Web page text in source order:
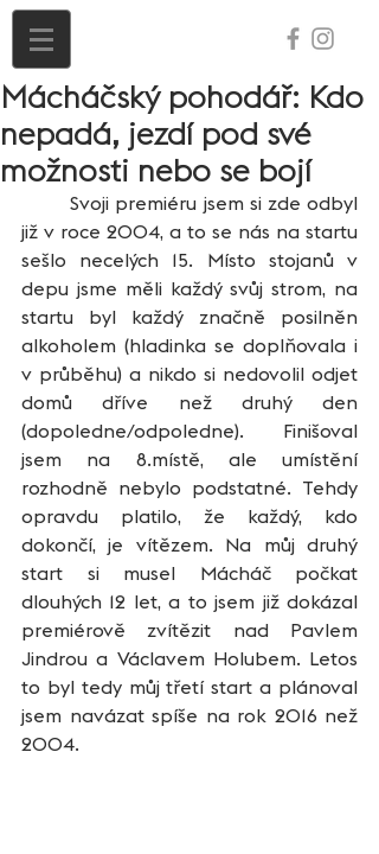
Mácháčský pohodář: Kdo
nepadá, jezdí pod své
možnosti nebo se bojí
	Svoji premiéru jsem si zde odbyl
již v roce 2004, a to se nás na startu
sešlo necelých 15. Místo stojanů v
depu jsme měli každý svůj strom, na
startu byl každý značně posilněn
alkoholem (hladinka se doplňovala i
v průběhu) a nikdo si nedovolil odjet
domů dříve než druhý den
(dopoledne/odpoledne). Finišoval
jsem na 8.místě, ale umístění
rozhodně nebylo podstatné. Tehdy
opravdu platilo, že každý, kdo
dokončí, je vítězem. Na můj druhý
start si musel Mácháč počkat
dlouhých 12 let, a to jsem již dokázal
premiérově zvítězit nad Pavlem
Jindrou a Václavem Holubem. Letos
to byl tedy můj třetí start a plánoval
jsem navázat spíše na rok 2016 než
2004.